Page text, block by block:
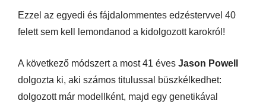
Ezzel az egyedi és fájdalommentes edzéstervvel 40
felett sem kell lemondanod a kidolgozott karokról!
A következő módszert a most 41 éves Jason Powell
dolgozta ki, aki számos titulussal büszkélkedhet:
dolgozott már modellként, majd egy genetikával